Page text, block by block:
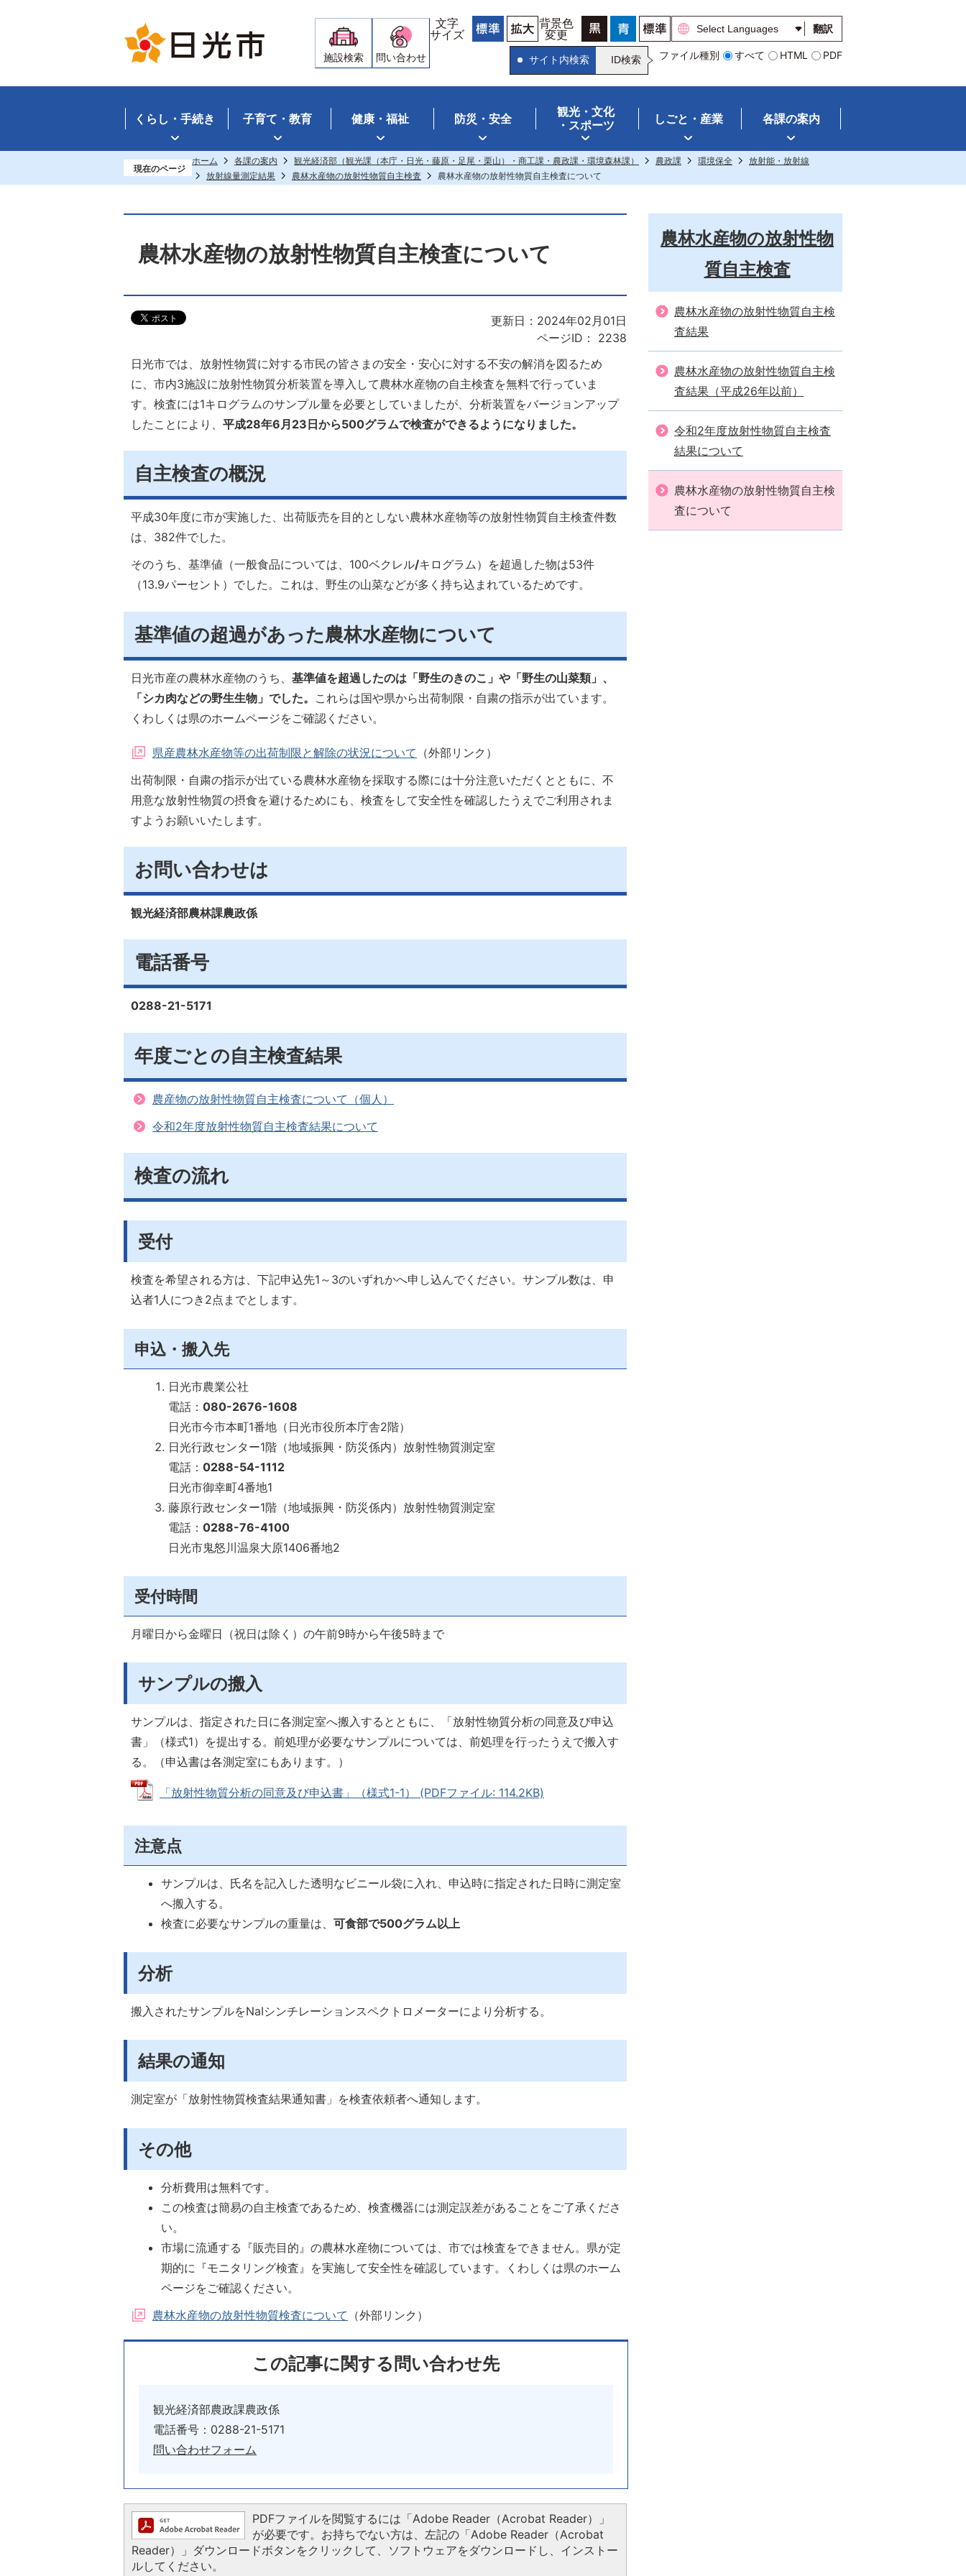
施設検索 問い合わせ
文字
サイズ
背景色
変更
翻訳
サイト内検索 ID検索 ファイル種別 すべて HTML PDF
くらし・手続き 子育て・教育 健康・福祉 防災・安全
観光・文化
・スポーツ
しごと・産業 各課の案内
現在のページ
ホーム 各課の案内 観光経済部（観光課（本庁・日光・藤原・足尾・栗山）・商工課・農政課・環境森林課） 農政課 環境保全
放射能・放射線
放射線量測定結果
農林水産物の放射性物質自主検査 農林水産物の放射性物質自主検査について
農林水産物の放射性物質自主検査について
更新日：2024年02月01日
ページID：
2238
日光市では、放射性物質に対する市民の皆さまの安全・安心に対する不安の解消を図るため
に、市内3施設に放射性物質分析装置を導入して農林水産物の自主検査を無料で行っていま
す。検査には1キログラムのサンプル量を必要としていましたが、分析装置をバージョンアップ
したことにより、 平成28年6月23日から500グラムで検査ができるようになりました。
自主検査の概況
平成30年度に市が実施した、出荷販売を目的としない農林水産物等の放射性物質自主検査件数
は、382件でした。
そのうち、基準値（一般食品については、100ベクレル/キログラム）を超過した物は53件
（13.9パーセント）でした。これは、野生の山菜などが多く持ち込まれているためです。
基準値の超過があった農林水産物について
日光市産の農林水産物のうち、 基準値を超過したのは「野生のきのこ」や「野生の山菜類」、
「シカ肉などの野生生物」でした。 これらは国や県から出荷制限・自粛の指示が出ています。
くわしくは県のホームページをご確認ください。
県産農林水産物等の出荷制限と解除の状況について （外部リンク）
出荷制限・自粛の指示が出ている農林水産物を採取する際には十分注意いただくとともに、不
用意な放射性物質の摂食を避けるためにも、検査をして安全性を確認したうえでご利用されま
すようお願いいたします。
お問い合わせは
観光経済部農林課農政係
電話番号
0288-21-5171
年度ごとの自主検査結果
農産物の放射性物質自主検査について（個人）
令和2年度放射性物質自主検査結果について
検査の流れ
受付
検査を希望される方は、下記申込先1～3のいずれかへ申し込んでください。サンプル数は、申
込者1人につき2点までとします。
申込・搬入先
日光市農業公社
電話： 080-2676-1608
日光市今市本町1番地（日光市役所本庁舎2階）
日光行政センター1階（地域振興・防災係内）放射性物質測定室
電話： 0288-54-1112
日光市御幸町4番地1
藤原行政センター1階（地域振興・防災係内）放射性物質測定室
電話： 0288-76-4100
日光市鬼怒川温泉大原1406番地2
受付時間
月曜日から金曜日（祝日は除く）の午前9時から午後5時まで
サンプルの搬入
サンプルは、指定された日に各測定室へ搬入するとともに、「放射性物質分析の同意及び申込
書」（様式1）を提出する。前処理が必要なサンプルについては、前処理を行ったうえで搬入す
る。（申込書は各測定室にもあります。）
「放射性物質分析の同意及び申込書」（様式1-1） (PDFファイル: 114.2KB)
注意点
サンプルは、氏名を記入した透明なビニール袋に入れ、申込時に指定された日時に測定室
へ搬入する。
検査に必要なサンプルの重量は、可食部で500グラム以上
分析
搬入されたサンプルをNaIシンチレーションスペクトロメーターにより分析する。
結果の通知
測定室が「放射性物質検査結果通知書」を検査依頼者へ通知します。
その他
分析費用は無料です。
この検査は簡易の自主検査であるため、検査機器には測定誤差があることをご了承くださ
い。
市場に流通する『販売目的』の農林水産物については、市では検査をできません。県が定
期的に『モニタリング検査』を実施して安全性を確認しています。くわしくは県のホーム
ページをご確認ください。
農林水産物の放射性物質検査について （外部リンク）
この記事に関する問い合わせ先
観光経済部農政課農政係
電話番号：0288-21-5171
問い合わせフォーム
PDFファイルを閲覧するには「Adobe Reader（Acrobat Reader）」
が必要です。お持ちでない方は、左記の「Adobe Reader（Acrobat
Reader）」ダウンロードボタンをクリックして、ソフトウェアをダウンロードし、インストー
ルしてください。
農林水産物の放射性物
質自主検査
農林水産物の放射性物質自主検
査結果
農林水産物の放射性物質自主検
査結果（平成26年以前）
令和2年度放射性物質自主検査
結果について
農林水産物の放射性物質自主検
査について